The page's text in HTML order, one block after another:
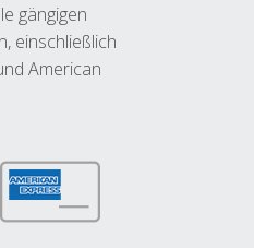
gängigen
einschließlich
American